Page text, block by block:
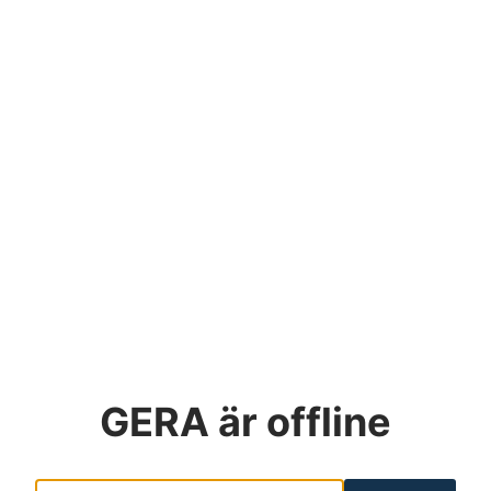
GERA är offline